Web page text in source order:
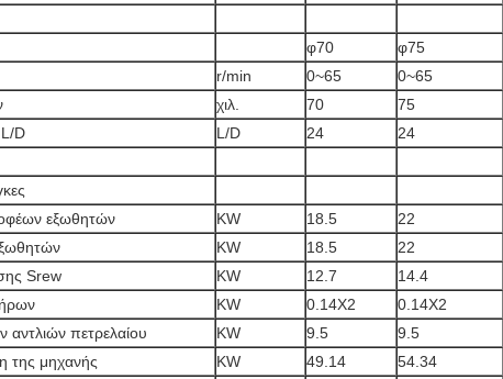
φ70 φ75
r/min 0~65 0~65
χιλ. 70 75
D
L/D 24 24
εξωθητών
KW 18.5 22
KW 18.5 22
Srew
KW 12.7 14.4
KW 0.14X2 0.14X2
πετρελαίου
KW 9.5 9.5
της μηχανής
KW 49.14 54.34